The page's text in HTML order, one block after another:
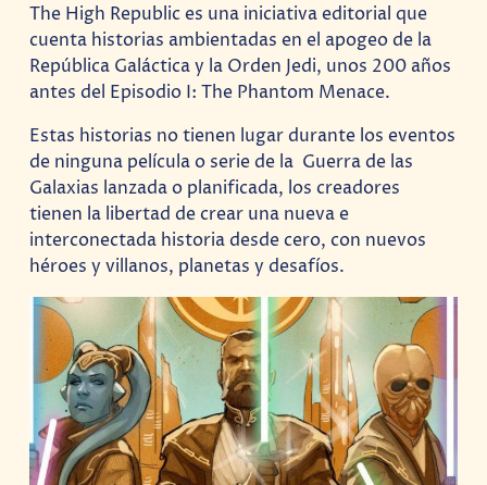
The High Republic es una iniciativa editorial que
cuenta historias ambientadas en el apogeo de la
República Galáctica y la Orden Jedi, unos 200 años
antes del Episodio I: The Phantom Menace.
Estas historias no tienen lugar durante los eventos
de ninguna película o serie de la Guerra de las
Galaxias lanzada o planificada, los creadores
tienen la libertad de crear una nueva e
interconectada historia desde cero, con nuevos
héroes y villanos, planetas y desafíos.